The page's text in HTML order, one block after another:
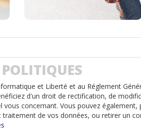
et Liberté et au Réglement
d'un droit de rectification, de
vous concernant. Vous pouvez
de vos données, ou retirer un